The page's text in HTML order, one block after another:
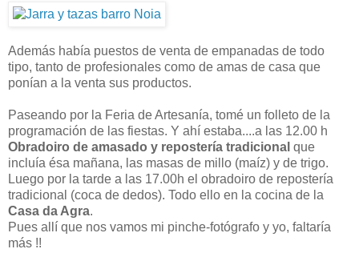
Además había puestos de venta de empanadas de todo
tipo, tanto de profesionales como de amas de casa que
ponían a la venta sus productos.
Paseando por la Feria de Artesanía, tomé un folleto de la
programación de las fiestas. Y ahí estaba....a las 12.00 h
Obradoiro de amasado y repostería tradicional que
incluía ésa mañana, las masas de millo (maíz) y de trigo.
Luego por la tarde a las 17.00h el obradoiro de repostería
tradicional (coca de dedos). Todo ello en la cocina de la
Casa da Agra.
Pues allí que nos vamos mi pinche-fotógrafo y yo, faltaría
más !!